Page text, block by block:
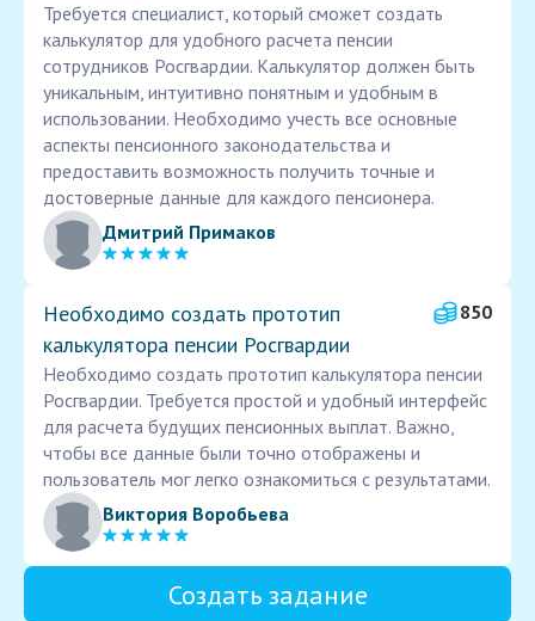
Требуется специалист, который сможет создать
калькулятор для удобного расчета пенсии
сотрудников Росгвардии. Калькулятор должен быть
уникальным, интуитивно понятным и удобным в
использовании. Необходимо учесть все основные
аспекты пенсионного законодательства и
предоставить возможность получить точные и
достоверные данные для каждого пенсионера.
Дмитрий Примаков
Необходимо создать прототип
калькулятора пенсии Росгвардии
850
Необходимо создать прототип калькулятора пенсии
Росгвардии. Требуется простой и удобный интерфейс
для расчета будущих пенсионных выплат. Важно,
чтобы все данные были точно отображены и
пользователь мог легко ознакомиться с результатами.
Виктория Воробьева
Создать задание